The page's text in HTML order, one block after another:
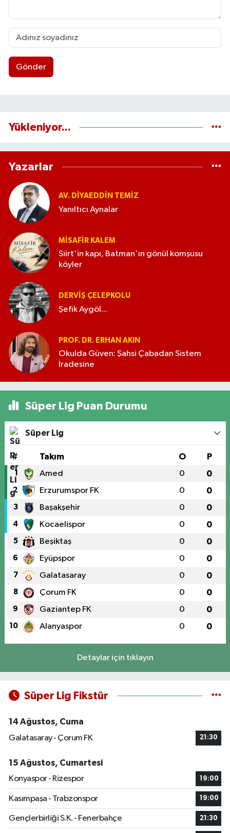
Gönder
Yükleniyor...
Yazarlar
AV. DIYAEDDIN TEMIZ
Yanıltıcı Aynalar
MISAFIR KALEM
Siirt'in kapı, Batman'ın gönül komşusu
köyler
DERVIŞ ÇELEPKOLU
Şefik Aygöl...
PROF. DR. ERHAN AKIN
Okulda Güven: Şahsi Çabadan Sistem
İradesine
Süper Lig Puan Durumu
Süper Lig
# Takım O P
1 Amed 0 0
2 Erzurumspor FK 0 0
3 Başakşehir 0 0
4 Kocaelispor 0 0
5 Beşiktaş 0 0
6 Eyüpspor 0 0
7 Galatasaray 0 0
8 Çorum FK 0 0
9 Gaziantep FK 0 0
10 Alanyaspor 0 0
Detaylar için tıklayın
Süper Lig Fikstür
14 Ağustos, Cuma
Galatasaray - Çorum FK
21:30
15 Ağustos, Cumartesi
Konyaspor - Rizespor
19:00
Kasımpaşa - Trabzonspor 19:00
Gençlerbirliği S.K. - Fenerbahçe 21:30